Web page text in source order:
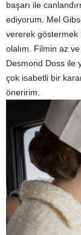
başarı ile
ediyorum. Mel
vererek göstermek
olalım. Filmin az
Desmond Doss ile
çok isabetli bir
öneririm.